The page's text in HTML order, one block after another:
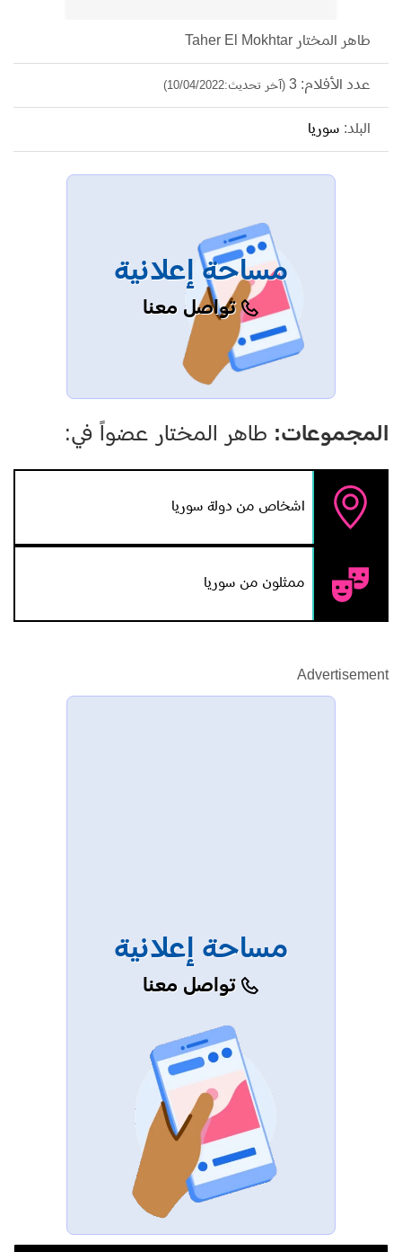
طاهر المختار Taher El Mokhtar
عدد الأفلام: 3 (آخر تحديث:10/04/2022)
البلد: سوريا
مساحة إعلانية
تواصل معنا
المجموعات: طاهر المختار عضواً في:
اشخاص من دولة سوريا
ممثلون من سوريا
Advertisement
مساحة إعلانية
تواصل معنا